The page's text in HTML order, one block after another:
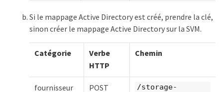
Si le mappage Active Directory est créé, prendre la clé,
sinon créer le mappage Active Directory sur la SVM.
Catégorie
Verbe
HTTP
Chemin
fournisseur
POST
/storage-